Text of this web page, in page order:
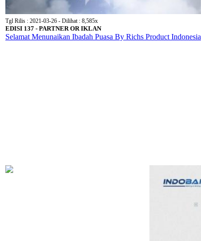
Tgl Rilis : 2021-03-26 - Dilihat : 8,585x
EDISI 137 - PARTNER OR IKLAN
Selamat Menunaikan Ibadah Puasa By Richs Product Indonesia